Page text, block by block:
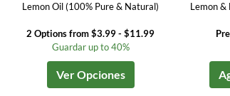
Lemon Oil (100% Pure & Natural)
2 Options from $3.99 - $11.99
Guardar up to 40%
Ver Opciones
Lemon &